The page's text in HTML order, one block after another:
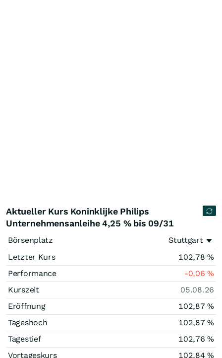
Aktueller Kurs Koninklijke Philips
Unternehmensanleihe 4,25 % bis 09/31
Börsenplatz
Stuttgart
Letzter Kurs
102,78 %
Performance
-0,06%
Kurszeit
05.08.26
Eröffnung
102,87 %
Tageshoch
102,87 %
Tagestief
102,76 %
Vortageskurs
102,84%